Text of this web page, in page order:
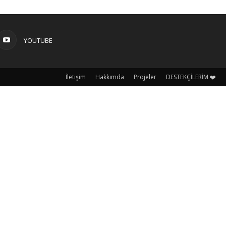
YOUTUBE
İletişim Hakkımda Projeler DESTEKÇİLERİM ❤️